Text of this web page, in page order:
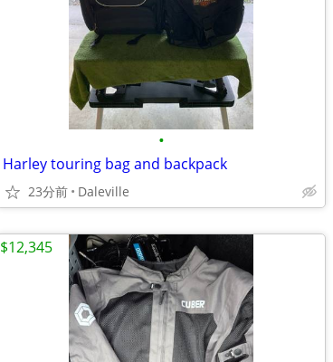
•
Harley touring bag and backpack
23分前 Daleville
$12,345